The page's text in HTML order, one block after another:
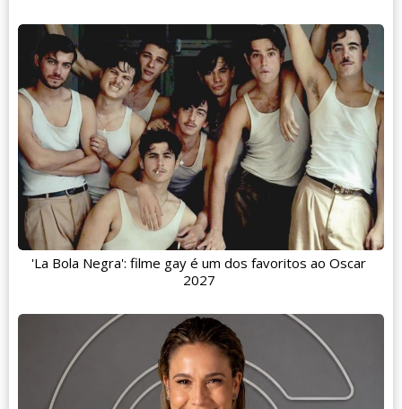
'La Bola Negra': filme gay é um dos favoritos ao Oscar
2027